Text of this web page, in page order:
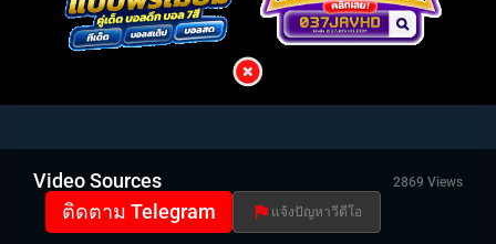
Video Sources 2869 Views
ติดตาม Telegram แจ้งปัญหาวีดีโอ